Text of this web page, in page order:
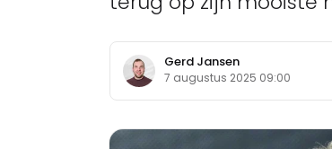
Gerd Jansen
7 augustus 2025 09:00